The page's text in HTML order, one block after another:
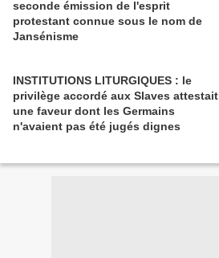
seconde émission de l'esprit
protestant connue sous le nom de
Jansénisme
INSTITUTIONS LITURGIQUES : le
privilège accordé aux Slaves attestait
une faveur dont les Germains
n'avaient pas été jugés dignes